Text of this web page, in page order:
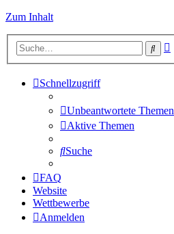
Zum Inhalt
Schnellzugriff
Unbeantwortete Themen
Aktive Themen
Suche
FAQ
Website
Wettbewerbe
Anmelden